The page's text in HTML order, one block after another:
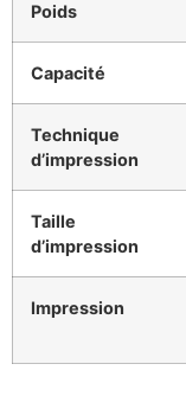
Poids
Capacité
Technique
d’impression
Taille
d’impression
Impression